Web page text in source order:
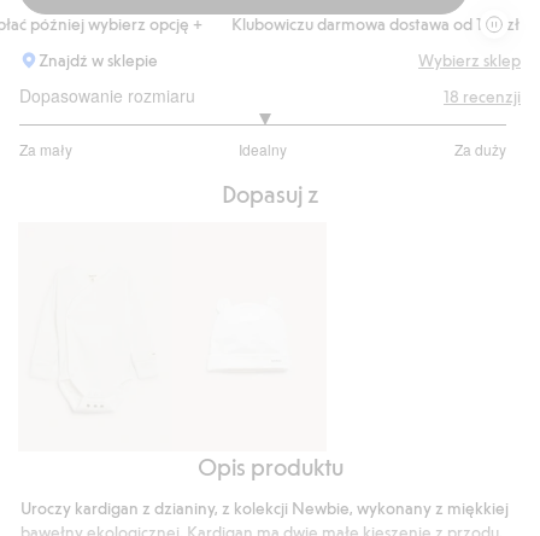
później wybierz opcję + Klubowiczu darmowa dostawa od 150 zł
Znajdź w sklepie
Wybierz sklep
Dopasowanie rozmiaru
Za mały Idealny Za duży
na
18 recenzji
Dopasuj z
zakładkę
Czapka
uszami
Opis produktu
Uroczy kardigan z dzianiny, z kolekcji Newbie, wykonany z miękkiej
bawełny ekologicznej. Kardigan ma dwie małe kieszenie z przodu,